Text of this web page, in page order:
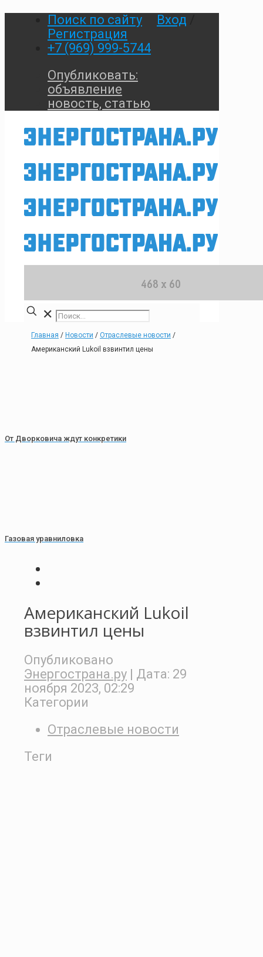
Поиск по сайту Вход
Регистрация
+7 (969) 999-5744
Опубликовать:
объявление
новость, статью
✕
Главная / Новости / Отраслевые новости /
Американский Lukoil взвинтил цены
От Дворковича ждут конкретики
Газовая уравниловка
Американский Lukoil
взвинтил цены
Опубликовано
Энергострана.ру | Дата: 29
ноября 2023, 02:29
Категории
Отраслевые новости
Теги